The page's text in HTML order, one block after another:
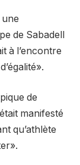
une
de Sabadell
à l’encontre
de
manifesté
qu’athlète